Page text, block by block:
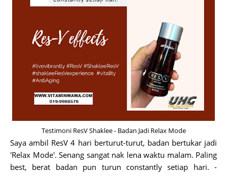
Testimoni ResV Shaklee - Badan Jadi Relax Mode
Saya ambil ResV 4 hari berturut-turut, badan bertukar jadi
'Relax Mode'. Senang sangat nak lena waktu malam. Paling
best, berat badan pun turun constantly setiap hari. -